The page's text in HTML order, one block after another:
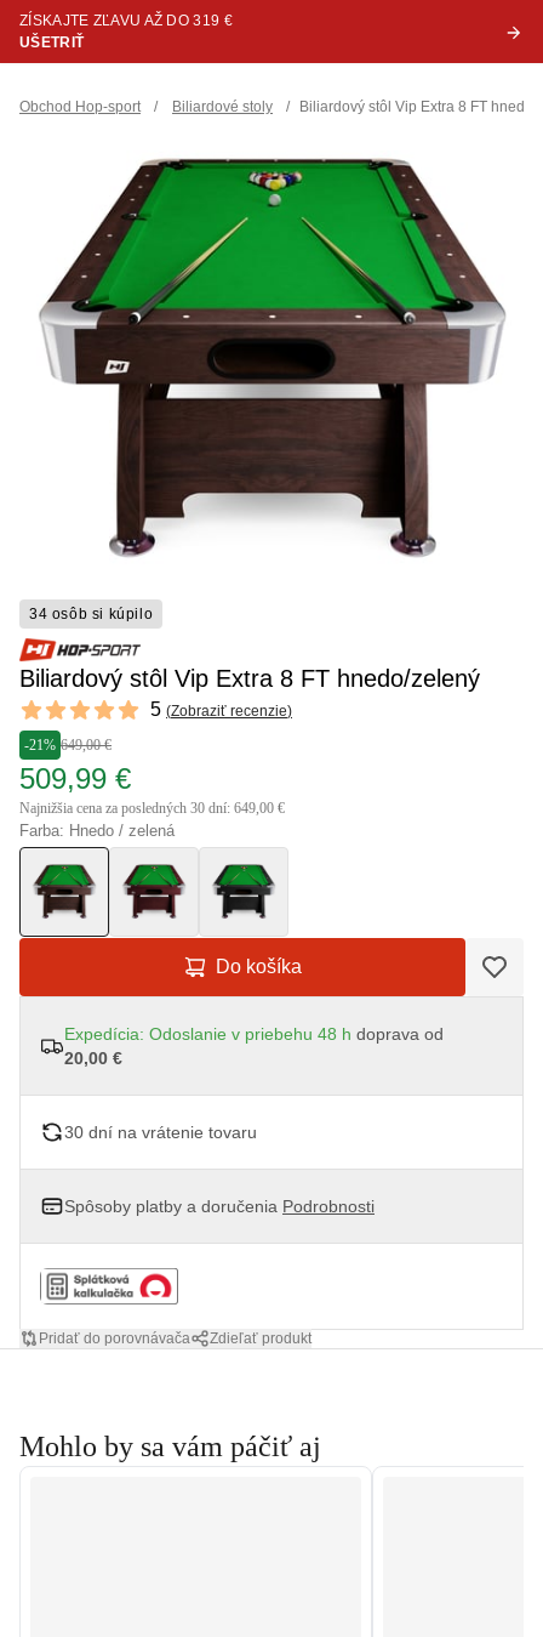
ZÍSKAJTE ZĽAVU AŽ DO 319 €
UŠETRIŤ
Obchod Hop-sport / Biliardové stoly / Biliardový stôl Vip Extra 8 FT hnedo/
34 osôb si kúpilo
Biliardový stôl Vip Extra 8 FT hnedo/zelený
Reviews
5 out of 5 stars 5 (Zobraziť recenzie)
-21% 649,00 €
509,99 €
Najnižšia cena za posledných 30 dní: 649,00 €
Farba: Hnedo / zelená
Do košíka
Expedícia: Odoslanie v priebehu 48 h doprava od
20,00 €
30 dní na vrátenie tovaru
Spôsoby platby a doručenia Podrobnosti
Pridať do porovnávača Zdieľať produkt
Mohlo by sa vám páčiť aj